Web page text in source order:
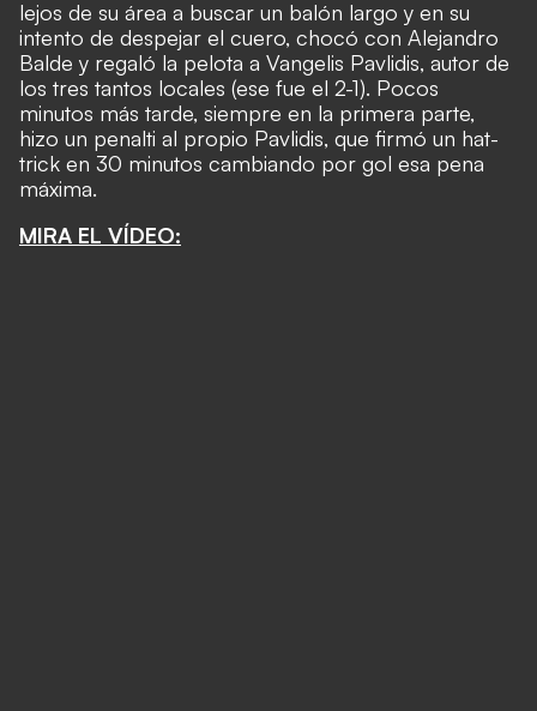
lejos de su área a buscar un balón largo y en su
intento de despejar el cuero, chocó con Alejandro
Balde y regaló la pelota a Vangelis Pavlidis, autor de
los tres tantos locales (ese fue el 2-1). Pocos
minutos más tarde, siempre en la primera parte,
hizo un penalti al propio Pavlidis, que firmó un hat-
trick en 30 minutos cambiando por gol esa pena
máxima.
MIRA EL VÍDEO: